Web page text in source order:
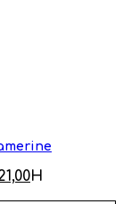
Η